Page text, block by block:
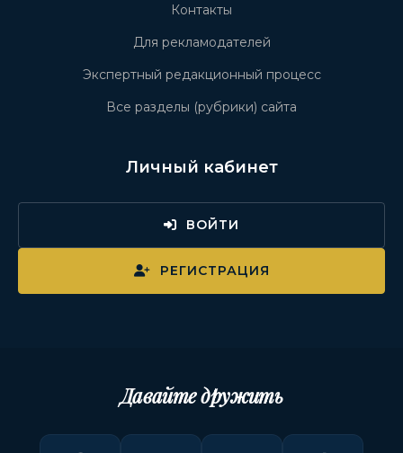
Контакты
Для рекламодателей
Экспертный редакционный процесс
Все разделы (рубрики) сайта
Личный кабинет
ВОЙТИ
РЕГИСТРАЦИЯ
Давайте дружить